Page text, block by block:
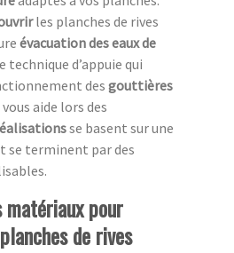
les planches de rives
évacuation des eaux de
technique d’appuie qui
des gouttières
aide lors des
se basent sur une
se terminent par des
pour
de rives